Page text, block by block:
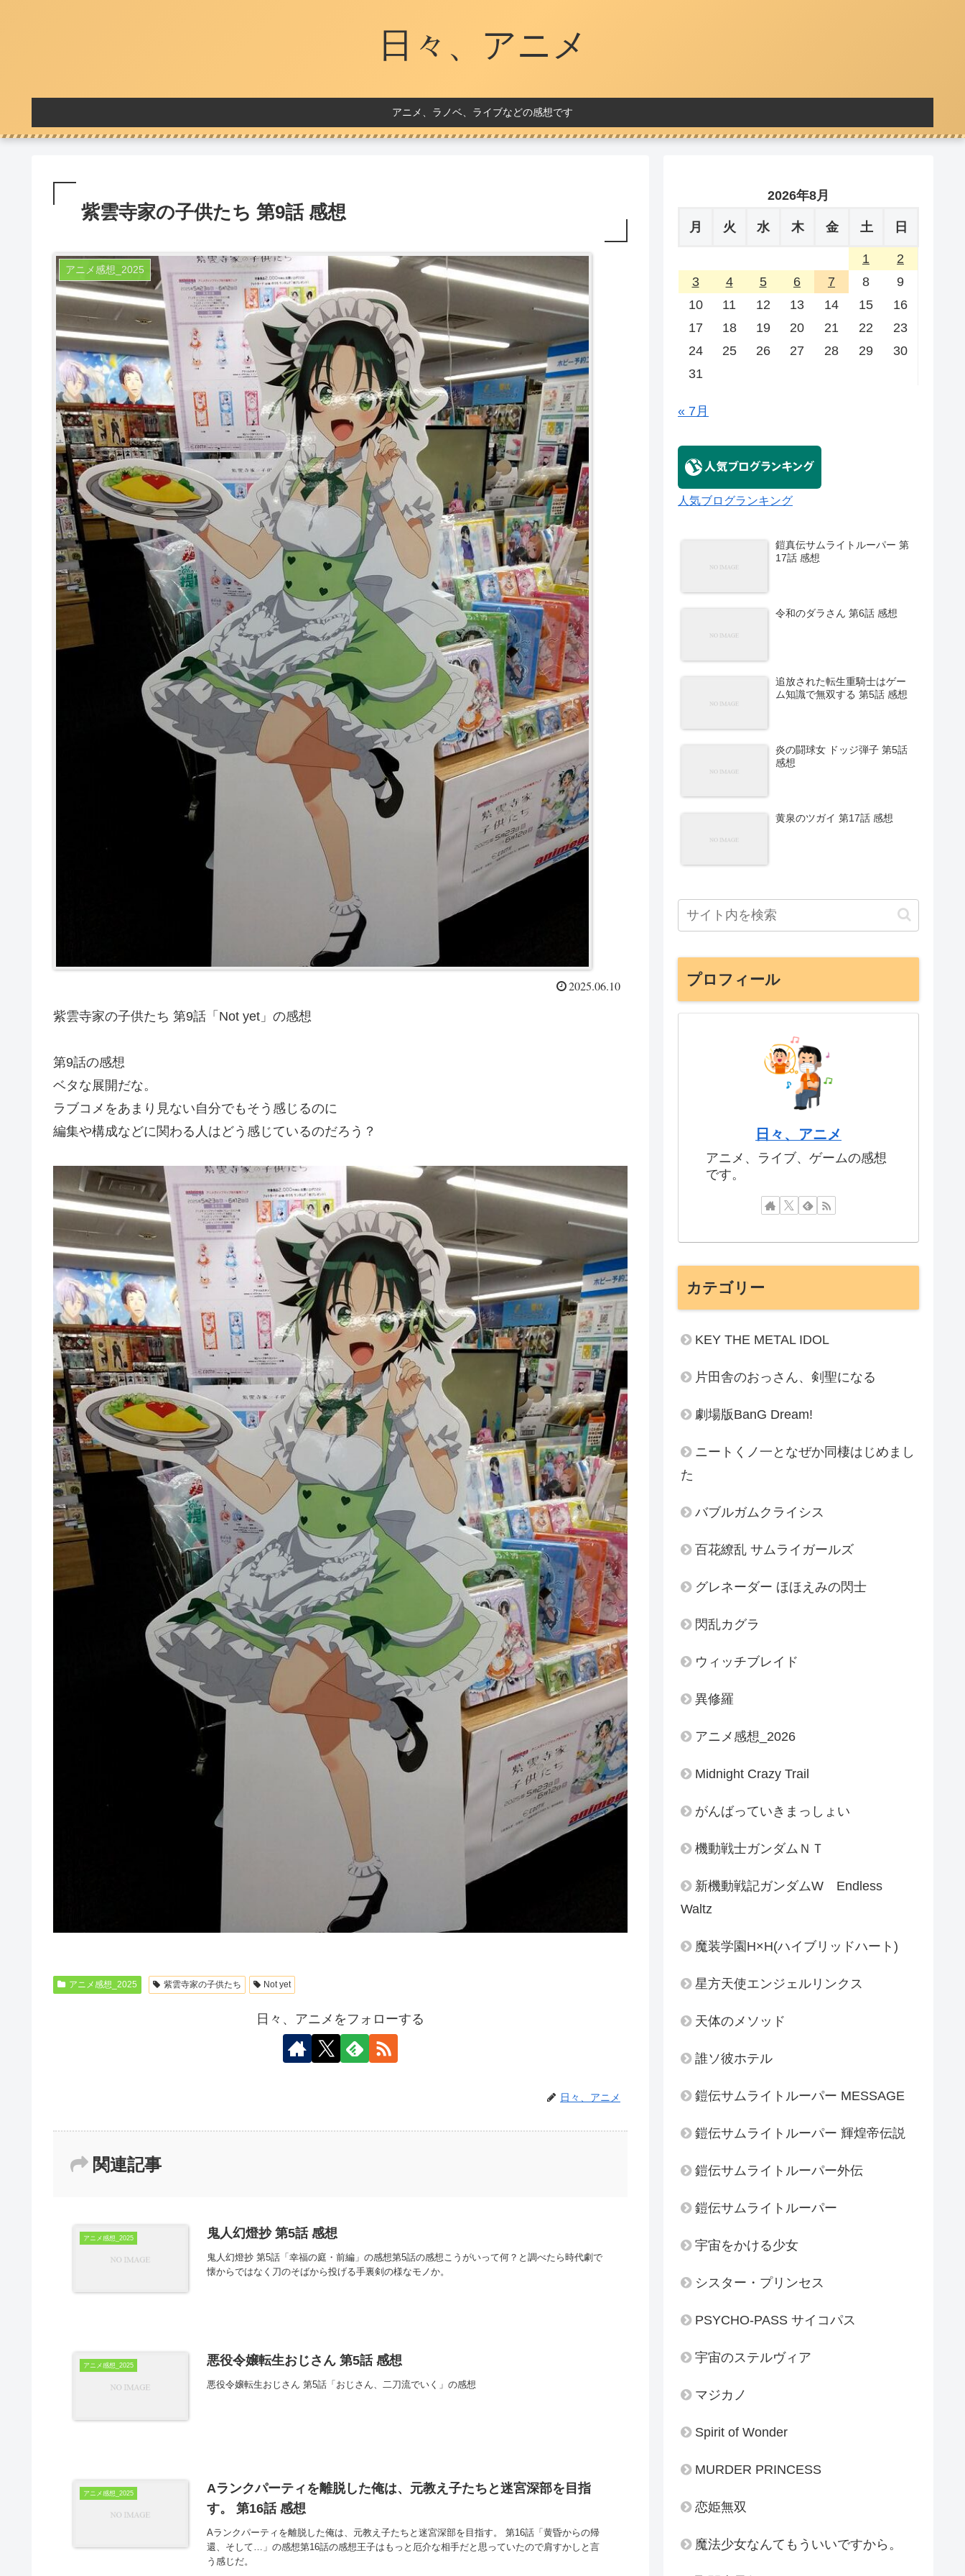
日々、アニメ
アニメ、ラノベ、ライブなどの感想です
紫雲寺家の子供たち 第9話 感想
アニメ感想_2025
2025.06.10
紫雲寺家の子供たち 第9話「Not yet」の感想
第9話の感想
ベタな展開だな。
ラブコメをあまり見ない自分でもそう感じるのに
編集や構成などに関わる人はどう感じているのだろう？
アニメ感想_2025 紫雲寺家の子供たち Not yet
日々、アニメをフォローする
日々、アニメ
関連記事
アニメ感想_2025 鬼人幻燈抄 第5話 感想
鬼人幻燈抄 第5話「幸福の庭・前編」の感想第5話の感想こうがいって何？と調べたら時代劇で
懐からではなく刀のそばから投げる手裏剣の様なモノか。
アニメ感想_2025 悪役令嬢転生おじさん 第5話 感想
悪役令嬢転生おじさん 第5話「おじさん、二刀流でいく」の感想
アニメ感想_2025
Aランクパーティを離脱した俺は、元教え子たちと迷宮深部を目指
す。 第16話 感想
Aランクパーティを離脱した俺は、元教え子たちと迷宮深部を目指す。 第16話「黄昏からの帰
還、そして…」の感想第16話の感想王子はもっと厄介な相手だと思っていたので肩すかしと言
う感じだ。
2026年8月
月 火 水 木 金 土 日
1
2
3
4 5 6 7 8
9
10
11 12 13 14 15
16
17
18 19 20 21 22
23
24
25 26 27 28 29
30
31
« 7月
人気ブログランキング
鎧真伝サムライトルーパー 第
17話 感想
令和のダラさん 第6話 感想
追放された転生重騎士はゲー
ム知識で無双する 第5話 感想
炎の闘球女 ドッジ弾子 第5話
感想
黄泉のツガイ 第17話 感想
プロフィール
日々、アニメ
アニメ、ライブ、ゲームの感想
です。
カテゴリー
KEY THE METAL IDOL
片田舎のおっさん、剣聖になる
劇場版BanG Dream!
ニートくノ一となぜか同棲はじめまし
た
バブルガムクライシス
百花繚乱 サムライガールズ
グレネーダー ほほえみの閃士
閃乱カグラ
ウィッチブレイド
異修羅
アニメ感想_2026
Midnight Crazy Trail
がんばっていきまっしょい
機動戦士ガンダムＮＴ
新機動戦記ガンダムW Endless
Waltz
魔装学園H×H(ハイブリッドハート)
星方天使エンジェルリンクス
天体のメソッド
誰ソ彼ホテル
鎧伝サムライトルーパー MESSAGE
鎧伝サムライトルーパー 輝煌帝伝説
鎧伝サムライトルーパー外伝
鎧伝サムライトルーパー
宇宙をかける少女
シスター・プリンセス
PSYCHO-PASS サイコパス
宇宙のステルヴィア
マジカノ
Spirit of Wonder
MURDER PRINCESS
恋姫無双
魔法少女なんてもういいですから。